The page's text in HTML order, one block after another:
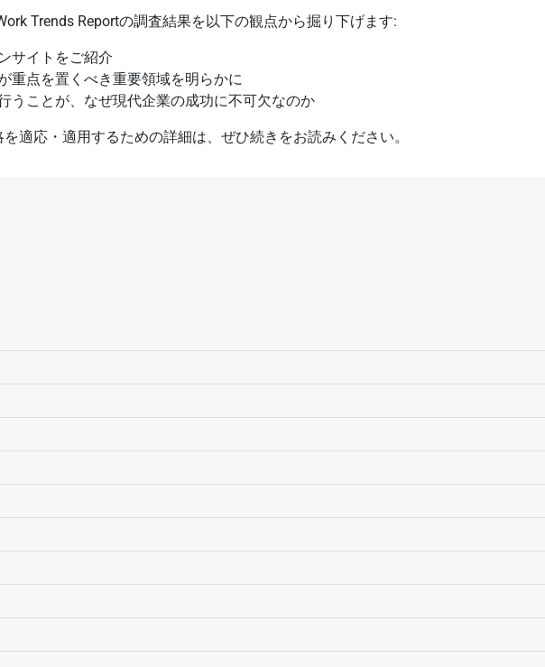
Trends Reportの調査結果を以下の観点から掘り下げます:
サイトをご紹介
重点を置くべき重要領域を明らかに
うことが、なぜ現代企業の成功に不可欠なのか
適応・適用するための詳細は、ぜひ続きをお読みください。